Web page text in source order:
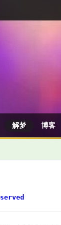
解梦 博客